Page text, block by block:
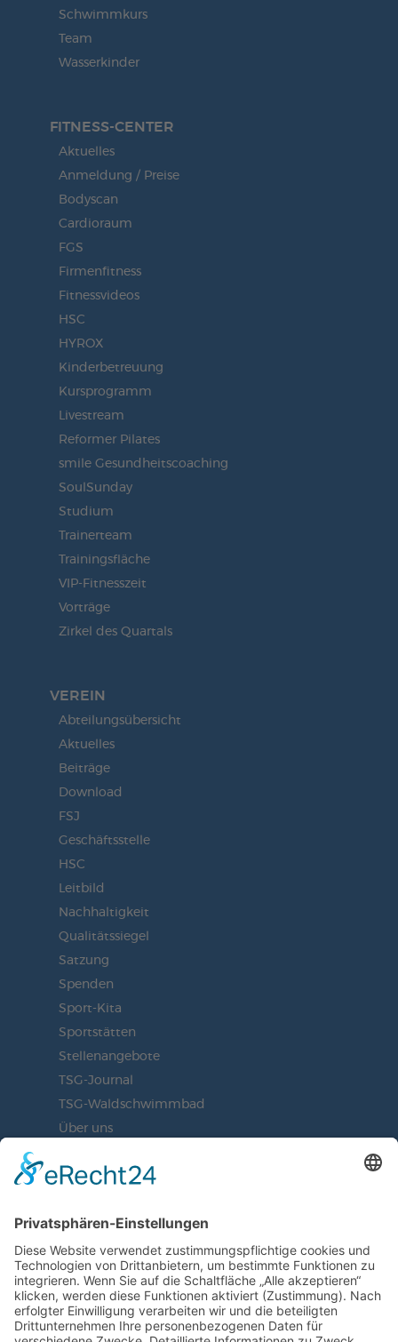
Schwimmkurs
Team
Wasserkinder
FITNESS-CENTER
Aktuelles
Anmeldung / Preise
Bodyscan
Cardioraum
FGS
Firmenfitness
Fitnessvideos
HSC
HYROX
Kinderbetreuung
Kursprogramm
Livestream
Reformer Pilates
smile Gesundheitscoaching
SoulSunday
Studium
Trainerteam
Trainingsfläche
VIP-Fitnesszeit
Vorträge
Zirkel des Quartals
VEREIN
Abteilungsübersicht
Aktuelles
Beiträge
Download
FSJ
Geschäftsstelle
HSC
Leitbild
Nachhaltigkeit
Qualitätssiegel
Satzung
Spenden
Sport-Kita
Sportstätten
Stellenangebote
TSG-Journal
TSG-Waldschwimmbad
Über uns
BLEIBEN SIE AUF DEM
JETZT UNSEREN NEWSLETTER
ABONNIEREN
ZUR ANMELDUNG